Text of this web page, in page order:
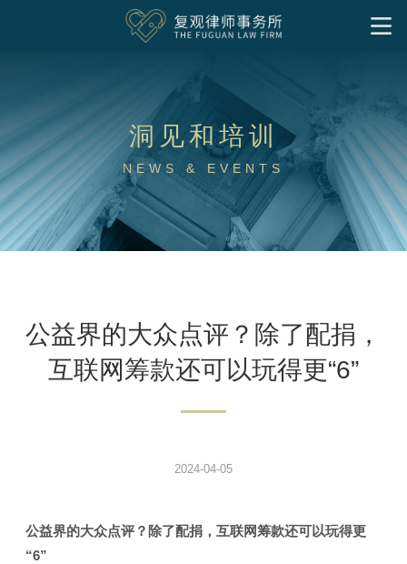
基金会
企业公益慈善
社会组织
境外非政府组织
慈善家
社会企业与影响力投资
洞见和培训
洞见
实务文章
往期培训
专项公益领域
社区慈善
气候变化和绿色发展
公益慈善出海
特殊需要家庭
律所文化
关于我们
专业人员
联系我们
公益法律服务
下载中心
律师
支持团队
实习岗位
中文
洞见和培训
NEWS & EVENTS
公益界的大众点评？除了配捐，
互联网筹款还可以玩得更“6”
2024-04-05
公益界的大众点评？除了配捐，互联网筹款还可以玩得更
“6”